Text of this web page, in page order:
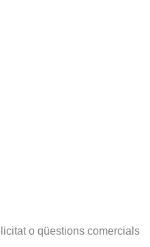
o qüestions comercials